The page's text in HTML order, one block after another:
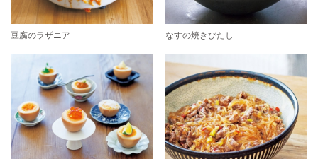
豆腐のラザニア なすの焼きびたし